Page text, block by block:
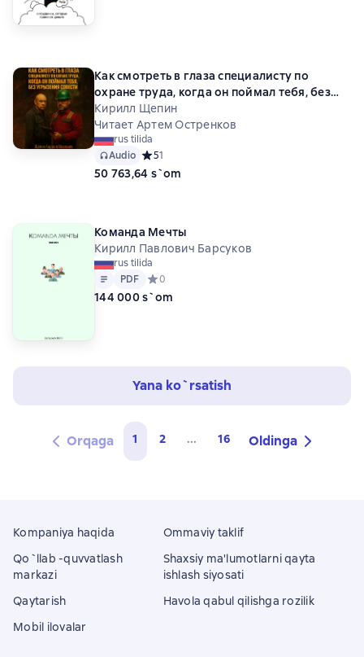
Как смотреть в глаза специалисту по
охране труда, когда он поймал тебя, без
угрызения совести
Кирилл Щепин
Читает Артем Остренков
rus tilida
Audio Средний рейтинг 5 на основе 1 оценок
51
50 763,64 s`om
Команда Мечты
Кирилл Павлович Барсуков
rus tilida
Matn
PDF
PDF Средний рейтинг 0 на основе 0 оценок
0
144 000 s`om
Yana ko`rsatish
Orqaga 1 2 ... 16 Oldinga
Kompaniya haqida
Qo`llab -quvvatlash
markazi
Qaytarish
Mobil ilovalar
Ommaviy taklif
Shaxsiy ma'lumotlarni qayta
ishlash siyosati
Havola qabul qilishga rozilik